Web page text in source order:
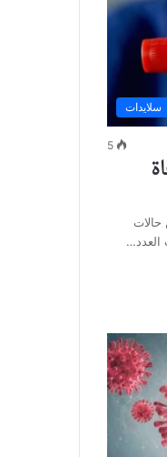
سلايدات
5
حالات